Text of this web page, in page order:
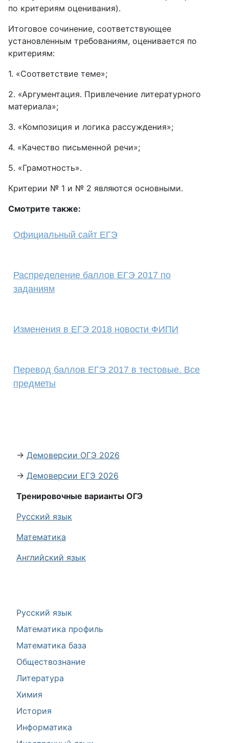
Русский язык
Математика профиль
Математика база
Обществознание
Литература
Химия
История
Информатика
по критериям оценивания).
Итоговое сочинение, соответствующее
установленным требованиям, оценивается по
критериям:
1. «Соответствие теме»;
2. «Аргументация. Привлечение литературного
материала»;
3. «Композиция и логика рассуждения»;
4. «Качество письменной речи»;
5. «Грамотность».
Критерии № 1 и № 2 являются основными.
Смотрите также:
Официальный сайт ЕГЭ
Распределение баллов ЕГЭ 2017 по
заданиям
Изменения в ЕГЭ 2018 новости ФИПИ
Перевод баллов ЕГЭ 2017 в тестовые. Все
предметы
→ Демоверсии ОГЭ 2026
→ Демоверсии ЕГЭ 2026
Тренировочные варианты ОГЭ
Русский язык
Математика
Английский язык